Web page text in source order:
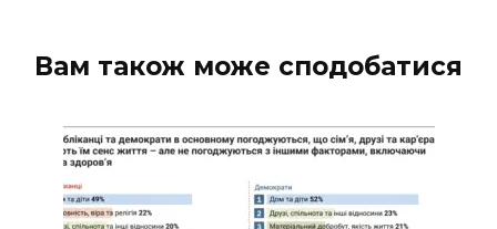
Вам також може сподобатися